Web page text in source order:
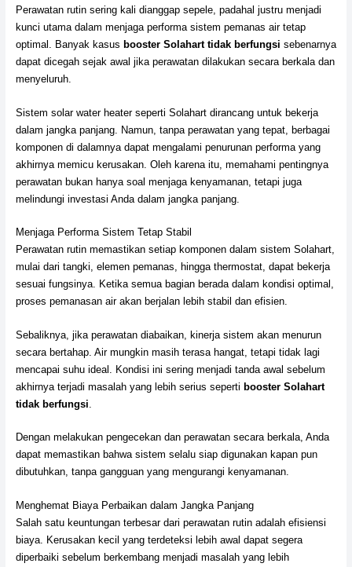
Perawatan rutin sering kali dianggap sepele, padahal justru menjadi
kunci utama dalam menjaga performa sistem pemanas air tetap
optimal. Banyak kasus booster Solahart tidak berfungsi sebenarnya
dapat dicegah sejak awal jika perawatan dilakukan secara berkala dan
menyeluruh.
Sistem solar water heater seperti Solahart dirancang untuk bekerja
dalam jangka panjang. Namun, tanpa perawatan yang tepat, berbagai
komponen di dalamnya dapat mengalami penurunan performa yang
akhirnya memicu kerusakan. Oleh karena itu, memahami pentingnya
perawatan bukan hanya soal menjaga kenyamanan, tetapi juga
melindungi investasi Anda dalam jangka panjang.
Menjaga Performa Sistem Tetap Stabil
Perawatan rutin memastikan setiap komponen dalam sistem Solahart,
mulai dari tangki, elemen pemanas, hingga thermostat, dapat bekerja
sesuai fungsinya. Ketika semua bagian berada dalam kondisi optimal,
proses pemanasan air akan berjalan lebih stabil dan efisien.
Sebaliknya, jika perawatan diabaikan, kinerja sistem akan menurun
secara bertahap. Air mungkin masih terasa hangat, tetapi tidak lagi
mencapai suhu ideal. Kondisi ini sering menjadi tanda awal sebelum
akhirnya terjadi masalah yang lebih serius seperti booster Solahart
tidak berfungsi
Dengan melakukan pengecekan dan perawatan secara berkala, Anda
dapat memastikan bahwa sistem selalu siap digunakan kapan pun
dibutuhkan, tanpa gangguan yang mengurangi kenyamanan.
Menghemat Biaya Perbaikan dalam Jangka Panjang
Salah satu keuntungan terbesar dari perawatan rutin adalah efisiensi
biaya. Kerusakan kecil yang terdeteksi lebih awal dapat segera
diperbaiki sebelum berkembang menjadi masalah yang lebih